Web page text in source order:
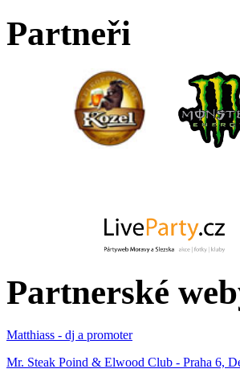
Partneři
Partnerské
Matthiass - dj a promoter
Mr. Steak Poind & Elwood Club - Praha 6,